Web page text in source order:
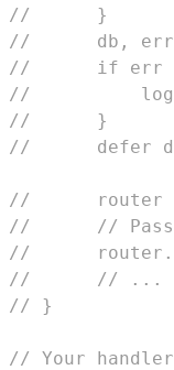
//      }
//      db, err :=
//      if err
//
//      }
//      defer
//      router :=
//      // Pass
//
//      // ...
// }
// Your